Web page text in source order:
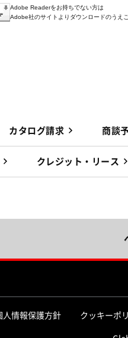
Adobe Readerをお持ちでない方は
Adobe社のサイトよりダウンロードのうえ
カタログ請求 商談
クレジット・リース
人情報保護方針 クッキーポ